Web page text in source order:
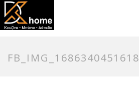
Προφίλ
FB_IMG_1686340451618